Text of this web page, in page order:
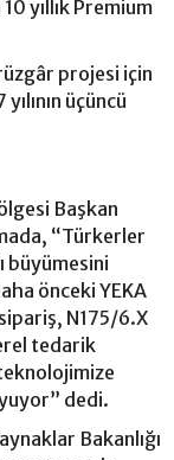
yıllık Premium
projesi için
üçüncü
Başkan
“Türkerler
büyümesini
önceki YEKA
N175/6.X
tedarik
dedi.
Bakanlığı